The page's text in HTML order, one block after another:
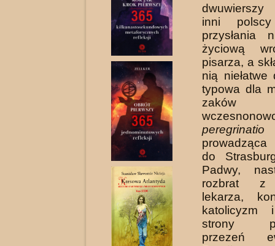
inni polscy
przysłania
życiową
pisarza, a
nią niełatwe
typowa dla
zaków
peregrinatio
do
Padwy,
rozbrat z
lekarza,
strony
przezeń